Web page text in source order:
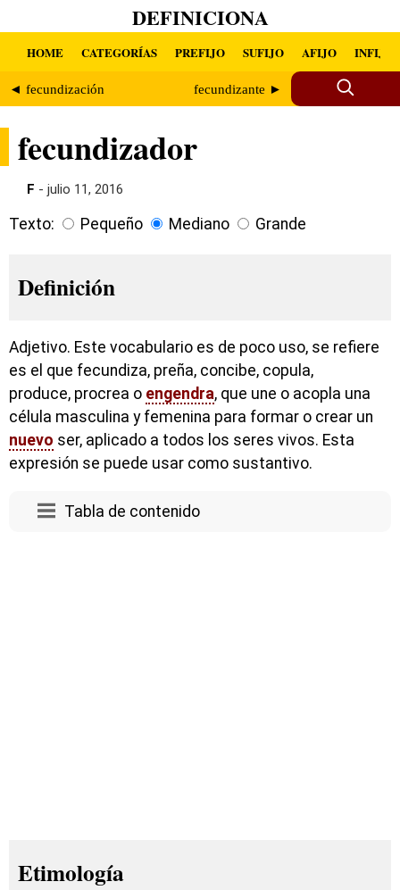
DEFINICIONA
HOME CATEGORÍAS PREFIJO SUFIJO AFIJO INFIJO
◄ fecundización fecundizante ►
fecundizador
F - julio 11, 2016
Texto: Pequeño Mediano Grande
Definición
Adjetivo. Este vocabulario es de poco uso, se refiere
es el que fecundiza, preña, concibe, copula,
produce, procrea o engendra, que une o acopla una
célula masculina y femenina para formar o crear un
nuevo ser, aplicado a todos los seres vivos. Esta
expresión se puede usar como sustantivo.
Tabla de contenido
Etimología